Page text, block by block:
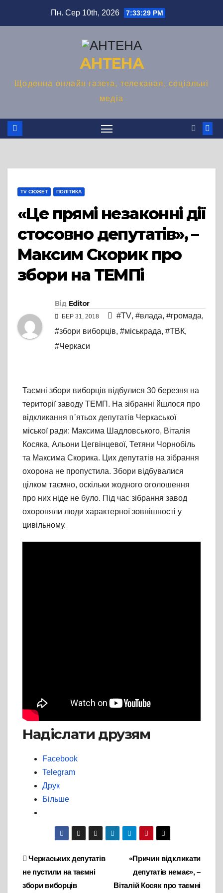
Пн. Сер 10th, 2026 7:33:29 PM
АНТЕНА
Щоденна онлайн газета, телеканал, соціальні
медіа
TV СЮЖЕТ ПОЛІТИКА
«Це прямі незаконні дії
стосовно депутатів», –
Максим Скорик про
збори на ТЕМПі
Від Editor
БЕР 31, 2018 #TV, #влада, #громада,
#збори виборців, #міськрада, #ТВК,
#Черкаси
Таємні збори виборців відбулися 30 березня на
території заводу ТЕМП. На зібранні йшлося про
відкликання п᾽ятьох депутатів Черкаської
міської ради: Максима Шадловського, Віталія
Косяка, Альони Цегвінцевої, Тетяни Чорнобіль
та Максима Скорика. Цих депутатів на зібрання
охорона не пропустила. Збори відбувалися
цілком таємно, оскільки жодного оголошення
про них ніде не було. Під час зібрання завод
охороняли люди характерної зовнішності у
цивільному.
Надіслати друзям
Facebook
Telegram
Друк
Більше
Навігація
записів
«Причин відкликати
депутатів немає», –
Віталій Косяк про таємні
Черкаських депутатів
не пустили на таємні
збори виборців